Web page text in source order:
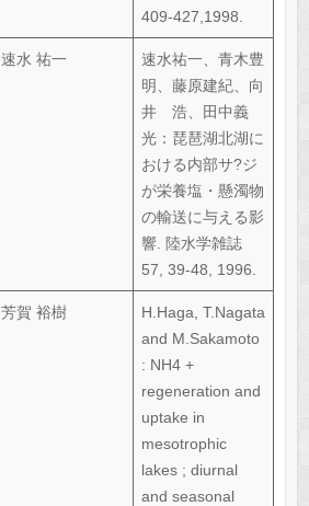
409-427,1998.
速水 祐一
速水祐一、青木豊
明、藤原建紀、向
井 浩、田中義
光：琵琶湖北湖に
おける内部サ?ジ
が栄養塩・懸濁物
の輸送に与える影
響. 陸水学雑誌
57, 39-48, 1996.
芳賀 裕樹
H.Haga, T.Nagata
and M.Sakamoto
: NH4 +
regeneration and
uptake in
mesotrophic
lakes ; diurnal
and seasonal